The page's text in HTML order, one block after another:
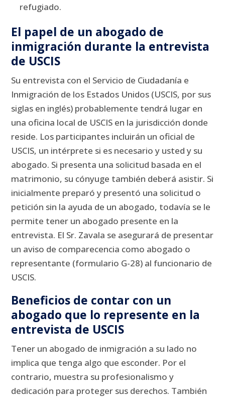
refugiado.
El papel de un abogado de
inmigración durante la entrevista
de USCIS
Su entrevista con el Servicio de Ciudadanía e
Inmigración de los Estados Unidos (USCIS, por sus
siglas en inglés) probablemente tendrá lugar en
una oficina local de USCIS en la jurisdicción donde
reside. Los participantes incluirán un oficial de
USCIS, un intérprete si es necesario y usted y su
abogado. Si presenta una solicitud basada en el
matrimonio, su cónyuge también deberá asistir. Si
inicialmente preparó y presentó una solicitud o
petición sin la ayuda de un abogado, todavía se le
permite tener un abogado presente en la
entrevista. El Sr. Zavala se asegurará de presentar
un aviso de comparecencia como abogado o
representante (formulario G-28) al funcionario de
USCIS.
Beneficios de contar con un
abogado que lo represente en la
entrevista de USCIS
Tener un abogado de inmigración a su lado no
implica que tenga algo que esconder. Por el
contrario, muestra su profesionalismo y
dedicación para proteger sus derechos. También